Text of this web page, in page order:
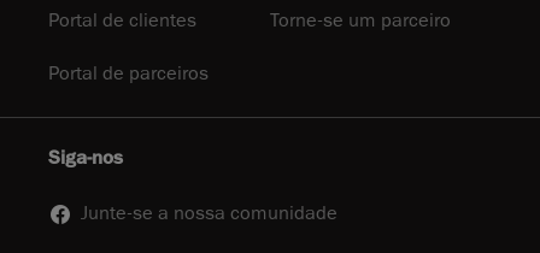
Portal de clientes Torne-se um parceiro
Portal de parceiros
Siga-nos
Junte-se a nossa comunidade